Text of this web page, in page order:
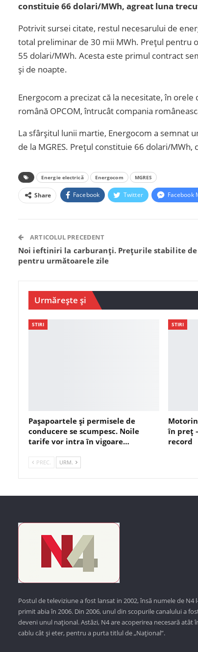
constituie 66 dolari/MWh, agreat luna
Potrivit sursei citate, restul necesarului de
total preliminar de 30 mii MWh. Prețul pentru
55 dolari/MWh. Acesta este primul contract
și de noapte.
Energocom a precizat că la necesitate, în
română OPCOM, întrucât compania
La sfârșitul lunii martie, Energocom a semnat
de la MGRES. Prețul constituie 66 dolari/
Energie electrică Energocom MGRES
Share Facebook Twitter Facebook
ARTICOLUL PRECEDENT
Noi ieftiniri la carburanți. Prețurile stabilite de
pentru următoarele zile
Urmărește și
STIRI
Pașapoartele și permisele de
conducere se scumpesc. Noile
tarife vor intra în vigoare…
STIRI
în preț
record
PREC. URM.
Postul de televiziune a fost lansat in 2002, însă numele de N4
primit abia în 2006. Din 2006, unul din scopurile canalului a
deveni unul național. Astăzi, N4 are acoperirea necesară atât
cablu cât și eter, pentru a purta titlul de „Național”.